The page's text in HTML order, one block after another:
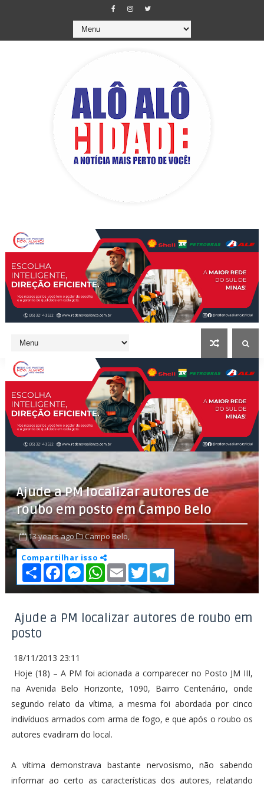
Ajude a PM localizar autores de
roubo em posto em Campo Belo
13 years ago
Campo Belo,
Compartilhar isso
S
h
a
r
F
c
e
o
o
M
e
s
s
n
g
W
h
a
t
A
p
E
m
a
i
T
w
i
t
e
r
T
l
e
r
a
Ajude a PM localizar autores de roubo em
posto
18/11/2013 23:11
Hoje (18) – A PM foi acionada a comparecer no Posto JM III,
na Avenida Belo Horizonte, 1090, Bairro Centenário, onde
segundo relato da vítima, a mesma foi abordada por cinco
indivíduos armados com arma de fogo, e que após o roubo os
autores evadiram do local.
A vítima demonstrava bastante nervosismo, não sabendo
informar ao certo as características dos autores, relatando